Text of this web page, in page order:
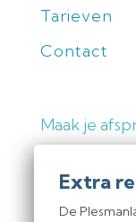
Tarieven
Contact
Maak je
Medische
De